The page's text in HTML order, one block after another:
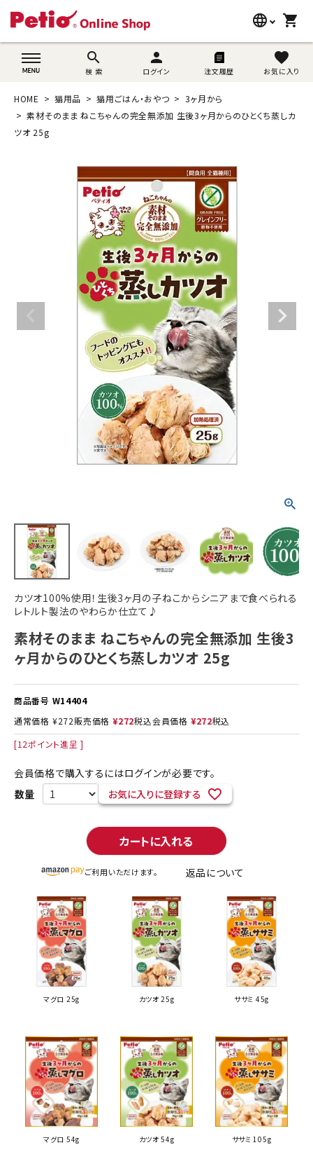
language
wovn-lang-name
shopping_cart
search
検 索
person
ログイン 注文履歴
favorite
お気に入り
search
猫用品
ブランド別に探す
目的別に探す
ご利用案内
ACCOUNT MENU
ようこそ ゲスト 様
person 新規会員登録
HOME 猫用品 猫用ごはん・おやつ
3ヶ月から
素材そのまま ねこちゃんの完全無添加 生後3ヶ月からのひとくち蒸しカ
ツオ 25g
カツオ100%使用！生後3ヶ月の子ねこからシニアまで食べられる
レトルト製法のやわらか仕立て♪
素材そのまま ねこちゃんの完全無添加 生後3
ヶ月からのひとくち蒸しカツオ 25g
商品番号 W14404
通常価格 ¥272販売価格 ¥272税込会員価格 ¥272税込
[12ポイント進呈 ]
会員価格で購入するにはログインが必要です。
お気に入りに登録する
カートに入れる
ご利用いただけます。 返品について
マグロ 25g カツオ 25g ササミ 45g
マグロ 54g カツオ 54g ササミ 105g